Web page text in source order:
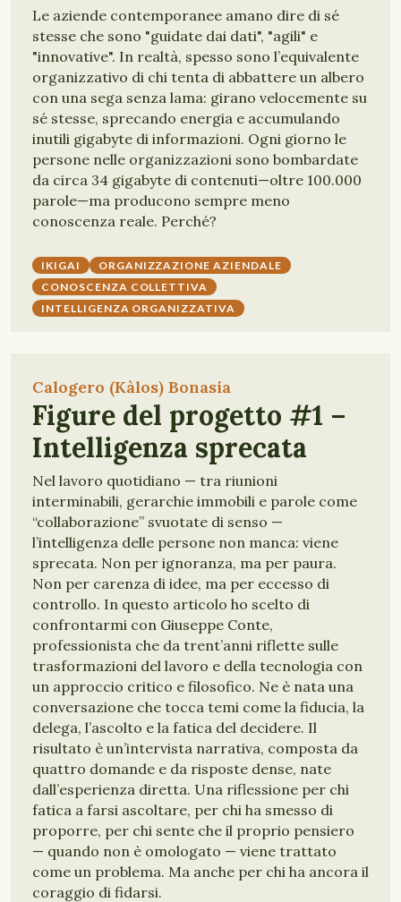
Le aziende contemporanee amano dire di sé
stesse che sono "guidate dai dati", "agili" e
"innovative". In realtà, spesso sono l’equivalente
organizzativo di chi tenta di abbattere un albero
con una sega senza lama: girano velocemente su
sé stesse, sprecando energia e accumulando
inutili gigabyte di informazioni. Ogni giorno le
persone nelle organizzazioni sono bombardate
da circa 34 gigabyte di contenuti—oltre 100.000
parole—ma producono sempre meno
conoscenza reale. Perché?
IKIGAI
ORGANIZZAZIONE AZIENDALE
CONOSCENZA COLLETTIVA
INTELLIGENZA ORGANIZZATIVA
Calogero (Kàlos) Bonasia
Figure del progetto #1 –
Intelligenza sprecata
Nel lavoro quotidiano — tra riunioni
interminabili, gerarchie immobili e parole come
“collaborazione” svuotate di senso —
l’intelligenza delle persone non manca: viene
sprecata. Non per ignoranza, ma per paura.
Non per carenza di idee, ma per eccesso di
controllo. In questo articolo ho scelto di
confrontarmi con Giuseppe Conte,
professionista che da trent’anni riflette sulle
trasformazioni del lavoro e della tecnologia con
un approccio critico e filosofico. Ne è nata una
conversazione che tocca temi come la fiducia, la
delega, l’ascolto e la fatica del decidere. Il
risultato è un’intervista narrativa, composta da
quattro domande e da risposte dense, nate
dall’esperienza diretta. Una riflessione per chi
fatica a farsi ascoltare, per chi ha smesso di
proporre, per chi sente che il proprio pensiero
— quando non è omologato — viene trattato
come un problema. Ma anche per chi ha ancora il
coraggio di fidarsi.